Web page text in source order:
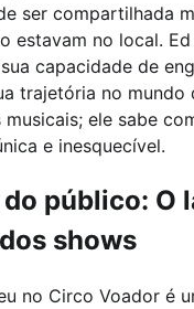
ser compartilhada
estavam no local.
capacidade de
trajetória no mundo
musicais; ele sabe
e inesquecível.
público: O
shows
no Circo Voador é